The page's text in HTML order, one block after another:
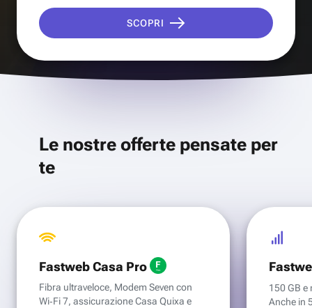
SCOPRI
Le nostre offerte pensate per
te
Fastweb Casa Pro
Fibra ultraveloce, Modem Seven con
Wi‑Fi 7, assicurazione Casa Quixa e
150 GB e
Anche in